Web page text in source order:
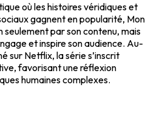
où les histoires véridiques et
gagnent en popularité, Mon
par son contenu, mais
et inspire son audience. Au-
sur Netflix, la série s’inscrit
favorisant une réflexion
humaines complexes.